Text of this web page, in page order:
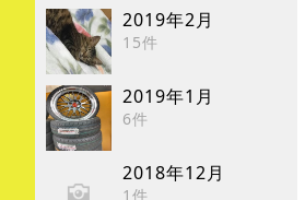
2019年2月
15件
2019年1月
6件
2018年12月
1件